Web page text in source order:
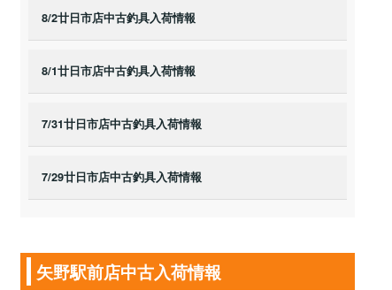
8/2廿日市店中古釣具入荷情報
8/1廿日市店中古釣具入荷情報
7/31廿日市店中古釣具入荷情報
7/29廿日市店中古釣具入荷情報
矢野駅前店中古入荷情報